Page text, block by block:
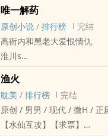
现代 - HE - 第一人称 - 骨科
年下
口是心非哥哥×黑心汤圆弟弟
甜文，超级甜，非常he
唯一解药
原创小说 / 排行榜
完结
高衙内和黑老大爱恨情仇
淮川s
黑道 - 军政 - 相爱相杀 - 强强
互攻
周铭看着那不怎幺正经的小
cp周铭×贺明川
渔火
耽美 / 排行榜
完结
原创 / 男男 / 现代 / 微H / 正
【水仙互攻】【求票】